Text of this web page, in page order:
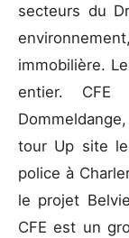
secteurs du
immobilière.
entier.
tour Up site
police à
le projet
CFE est un